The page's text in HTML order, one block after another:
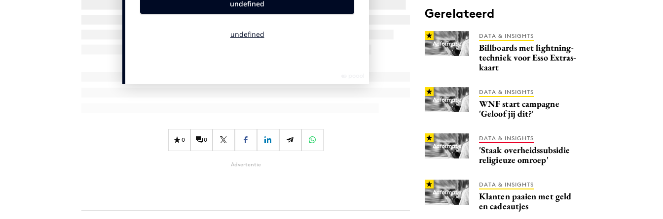
0 0
Advertentie
Gerelateerd
DATA & INSIGHTS
Billboards met lightning-
techniek voor Esso Extras-
kaart
DATA & INSIGHTS
WNF start campagne
'Geloof jij dit?'
DATA & INSIGHTS
'Staak overheidssubsidie
religieuze omroep'
DATA & INSIGHTS
Klanten paaien met geld
en cadeautjes